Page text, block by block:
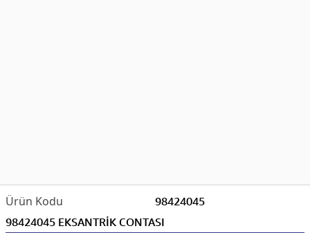
98424045
98424045 EKSANTRİK CONTASI